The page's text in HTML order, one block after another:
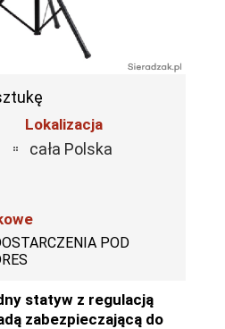
Lokalizacja
cała Polska
POD
statyw z regulacją
zabezpieczającą do